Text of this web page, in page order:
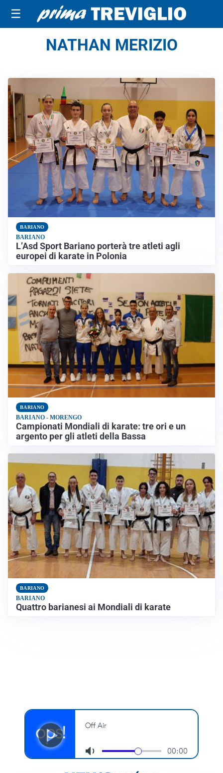
☰
NATHAN MERIZIO
BARIANO
BARIANO
L’Asd Sport Bariano porterà tre atleti agli
europei di karate in Polonia
BARIANO
BARIANO - MORENGO
Campionati Mondiali di karate: tre ori e un
argento per gli atleti della Bassa
BARIANO
BARIANO
Quattro barianesi ai Mondiali di karate